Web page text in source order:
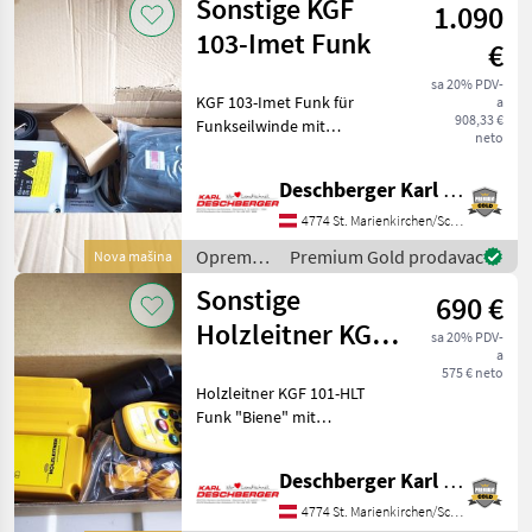
obradu
drveta /
Terra
Nova mašina
Sonstige KGF
103-Imet Funk
1.090
€
sa 20% PDV-
a
908,33 €
neto
KGF 103-Imet Funk für
Funkseilwinde mit
Start-Stop, sowie einer LED-
Anzeige für Akkustand und
Seilausstoß; max.
Reichweite: c
Deschberger Karl Landtechnik GesmbH & Co KG
4774 St. Marienkirchen/Schärding
Oprema
za šumu i
obradu
drveta /
Sonstige
Premium Gold prodavac
Sonstige
Holzleitner KGF
Biene
690 €
sa 20% PDV-
a
575 € neto
Holzleitner KGF 101-HLT
Funk "Biene" mit
Empfänger für
Funkseilwinde; max.
Deschberger Karl Landtechnik GesmbH & Co KG
4774 St. Marienkirchen/Schärding